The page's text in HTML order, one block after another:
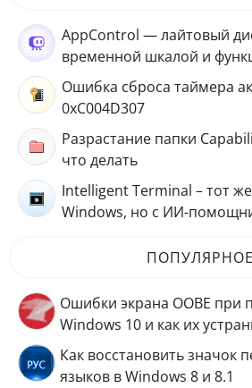
AppControl — лайтовый
временной шкалой и
Ошибка сброса таймера
0xC004D307
Разрастание папки
что делать
Intelligent Terminal – тот
Windows, но с ИИ-
ПОПУЛЯРНОЕ
Ошибки экрана OOBE при
Windows 10 и как их
Как восстановить значок
языков в Windows 8 и 8.1